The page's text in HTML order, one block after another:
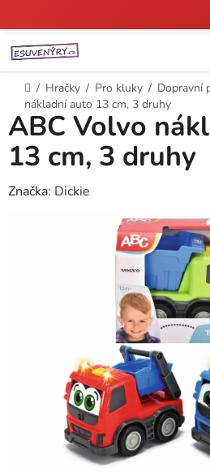
na
obsah
Domů
/ Hračky / Pro kluky / Dopravní
nákladní auto 13 cm, 3 druhy
ABC Volvo
13 cm, 3 druhy
Značka: Dickie